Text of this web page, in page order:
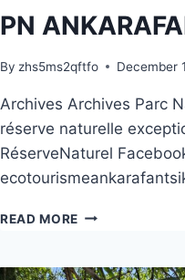
PN
By zhs5ms2qftfo December
Archives Archives Parc
réserve naturelle
RéserveNaturel
READ MORE